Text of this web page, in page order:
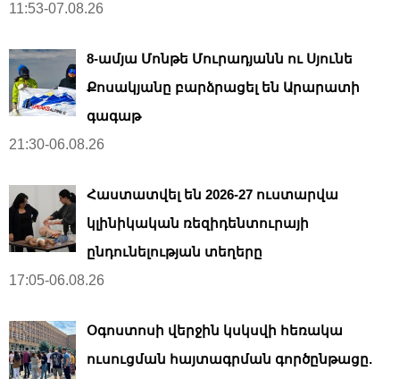
11:53-07.08.26
8-ամյա Մոնթե Մուրադյանն ու Սյունե
Քոսակյանը բարձրացել են Արարատի
գագաթ
21:30-06.08.26
Հաստատվել են 2026-27 ուստարվա
կլինիկական ռեզիդենտուրայի
ընդունելության տեղերը
17:05-06.08.26
Օգոստոսի վերջին կսկսվի հեռակա
ուսուցման հայտագրման գործընթացը.